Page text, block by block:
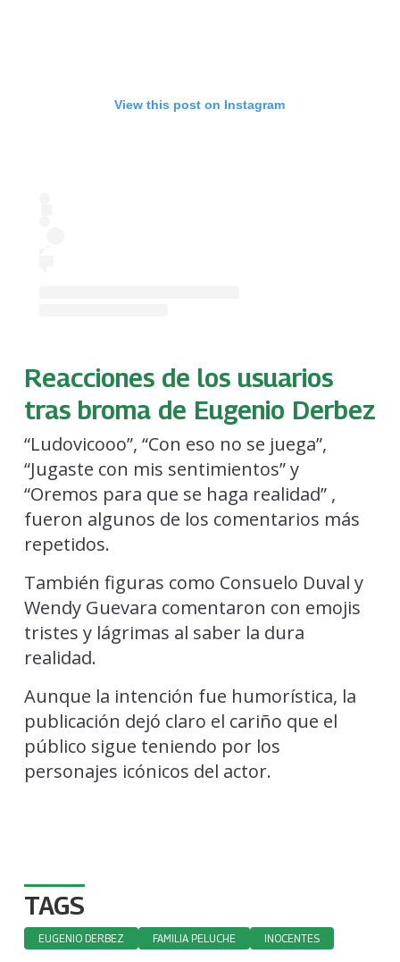
View this post on Instagram
Reacciones de los usuarios
tras broma de Eugenio Derbez
“Ludovicooo”, “Con eso no se juega”,
“Jugaste con mis sentimientos” y
“Oremos para que se haga realidad” ,
fueron algunos de los comentarios más
repetidos.
También figuras como Consuelo Duval y
Wendy Guevara comentaron con emojis
tristes y lágrimas al saber la dura
realidad.
Aunque la intención fue humorística, la
publicación dejó claro el cariño que el
público sigue teniendo por los
personajes icónicos del actor.
TAGS
EUGENIO DERBEZ FAMILIA PELUCHE INOCENTES